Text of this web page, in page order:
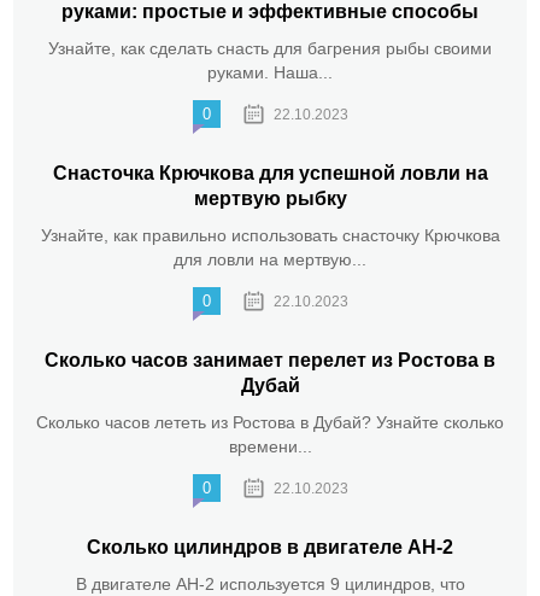
руками: простые и эффективные способы
Узнайте, как сделать снасть для багрения рыбы своими
руками. Наша...
0 22.10.2023
Снасточка Крючкова для успешной ловли на
мертвую рыбку
Узнайте, как правильно использовать снасточку Крючкова
для ловли на мертвую...
0 22.10.2023
Сколько часов занимает перелет из Ростова в
Дубай
Сколько часов лететь из Ростова в Дубай? Узнайте сколько
времени...
0 22.10.2023
Сколько цилиндров в двигателе АН-2
В двигателе АН-2 используется 9 цилиндров, что